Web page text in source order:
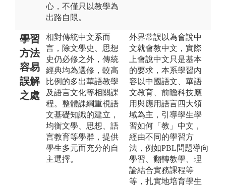
心，不僅只以教學為
出路自限。
學習
方法
容易
誤解
之處
相對傳統中文系而
言，除文學史、思想
史仍必修之外，傳統
經典均為選修，較高
比例的多出華語教學
及語言文化等相關課
程。整體課綱重視語
文基礎知識的建立，
均衡文學、思想、語
言教育等學群，提供
學生多元而充分的自
主選擇。
外界常誤以為會說中
文就會教中文，實際
上會說中文只是基本
的要求，本系學習內
容以中國語文、華語
文教育、前瞻科技應
用與應用語言四大領
域為主，引導學生學
習如何「教」中文，
經由不同的學習方
法，例如PBL問題導向
學習、翻轉教學、理
論結合實務課程等
等，扎實地培育學生